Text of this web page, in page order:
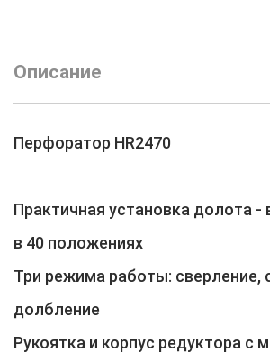
Описание
Перфоратор HR2470
Практичная установка долота
в 40 положениях
Три режима работы: сверление,
долбление
Рукоятка и корпус редуктора с